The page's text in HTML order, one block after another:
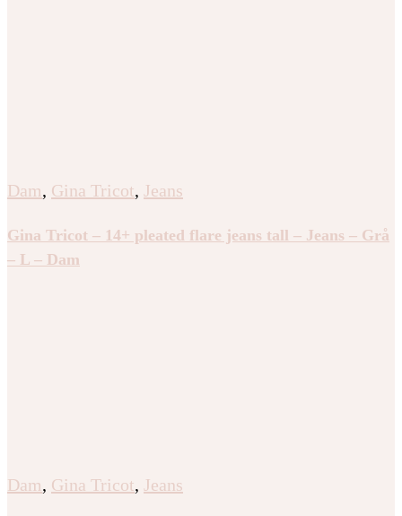
Dam, Gina Tricot, Jeans
Gina Tricot – 14+ pleated flare jeans tall – Jeans – Grå
– L – Dam
Dam, Gina Tricot, Jeans